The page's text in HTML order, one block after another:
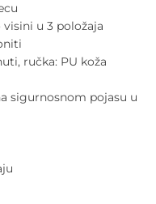
u 3 položaja
ručka: PU koža
sigurnosnom pojasu u